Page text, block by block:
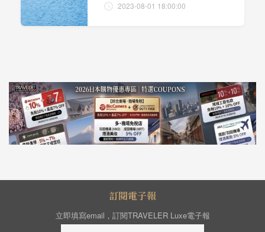
2023-08-01 18:00:00
訂閱電子報
立即填寫email，訂閱TRAVELER Luxe電子報